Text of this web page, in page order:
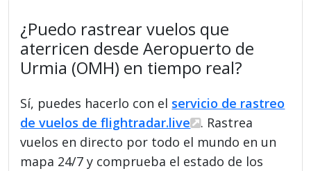
¿Puedo rastrear vuelos que
aterricen desde Aeropuerto de
Urmia (OMH) en tiempo real?
Sí, puedes hacerlo con el servicio de rastreo
de vuelos de flightradar.live
. Rastrea
vuelos en directo por todo el mundo en un
mapa 24/7 y comprueba el estado de los